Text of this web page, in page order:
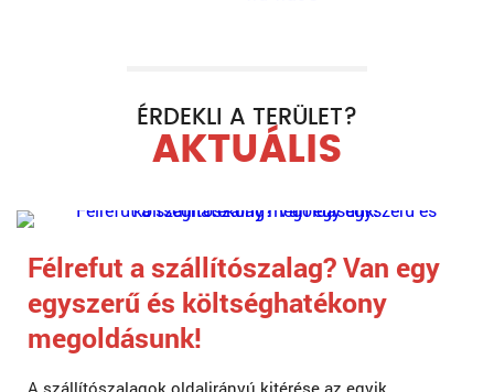
ÉRDEKLI A TERÜLET?
AKTUÁLIS
Félrefut a szállítószalag? Van egy
egyszerű és költséghatékony
megoldásunk!
A szállítószalagok oldalirányú kitérése az egyik